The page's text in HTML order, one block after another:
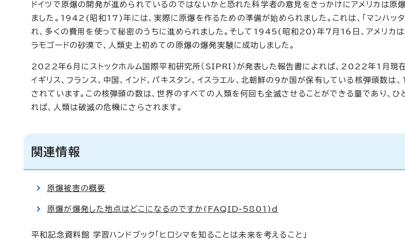
ドイツで原爆の開発が進められているのではないかと恐れた科学者の意見をきっかけにアメリカは原
ました。1942(昭和17)年には、実際に原爆を作るための準備が始められました。これは、「マンハッタ
れ、多くの費用を使って秘密のうちに進められました。そして1945(昭和20)年7月16日、アメリカは
ラモゴードの砂漠で、人類史上初めての原爆の爆発実験に成功しました。
2022年6月にストックホルム国際平和研究所（SIPRI）が発表した報告書によれば、2022年1月現在、
イギリス、フランス、中国、インド、パキスタン、イスラエル、北朝鮮の9か国が保有している核弾頭数
されています。この核弾頭の数は、世界のすべての人類を何回も全滅させることができる量であり、ひ
れば、人類は破滅の危機にさらされます。
関連情報
原爆被害の概要
原爆が爆発した地点はどこになるのですか(FAQID-5801)d
平和記念資料館 学習ハンドブック「ヒロシマを知ることは未来を考えること」